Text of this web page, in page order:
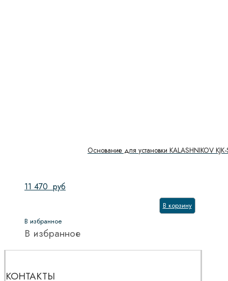
Показать
Основание для установки KALASHNIKOV KJK-
11 470 руб
В корзину
В избранное
В избранное
КОНТАКТЫ